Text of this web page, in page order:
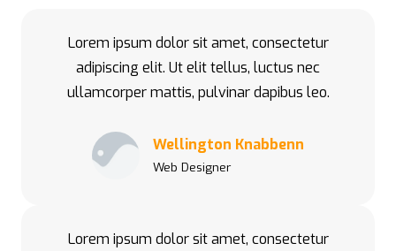
Lorem ipsum dolor sit amet, consectetur
adipiscing elit. Ut elit tellus, luctus nec
ullamcorper mattis, pulvinar dapibus leo.
Wellington Knabbenn
Web Designer
Lorem ipsum dolor sit amet, consectetur